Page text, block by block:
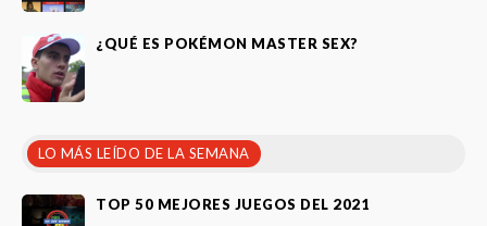
¿QUÉ ES POKÉMON MASTER SEX?
LO MÁS LEÍDO DE LA SEMANA
TOP 50 MEJORES JUEGOS DEL 2021